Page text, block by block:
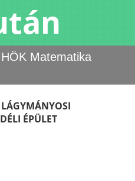
Matematika
LÁGYMÁNYOSI
ÉPÜLET